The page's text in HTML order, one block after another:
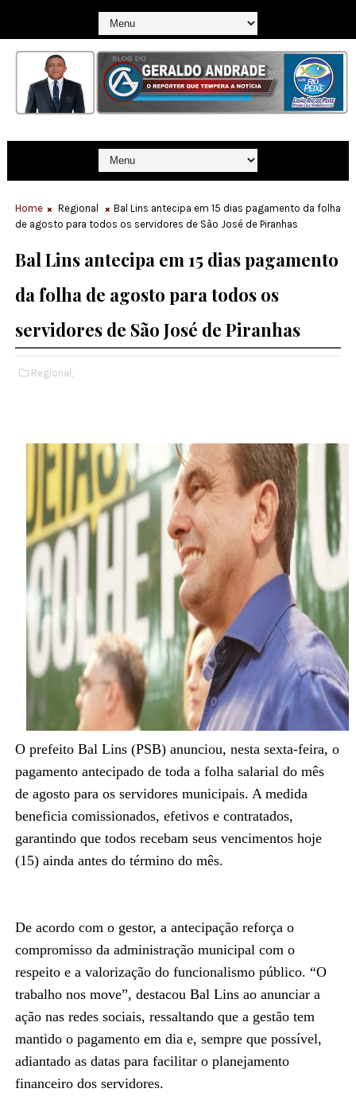
Home Regional
Bal Lins antecipa em 15 dias pagamento da folha
de agosto para todos os servidores de São José de Piranhas
Bal Lins antecipa em 15 dias pagamento
da folha de agosto para todos os
servidores de São José de Piranhas
Regional,
O prefeito Bal Lins (PSB) anunciou, nesta sexta-feira, o
pagamento antecipado de toda a folha salarial do mês
de agosto para os servidores municipais. A medida
beneficia comissionados, efetivos e contratados,
garantindo que todos recebam seus vencimentos hoje
(15) ainda antes do término do mês.
De acordo com o gestor, a antecipação reforça o
compromisso da administração municipal com o
respeito e a valorização do funcionalismo público. “O
trabalho nos move”, destacou Bal Lins ao anunciar a
ação nas redes sociais, ressaltando que a gestão tem
mantido o pagamento em dia e, sempre que possível,
adiantado as datas para facilitar o planejamento
financeiro dos servidores.